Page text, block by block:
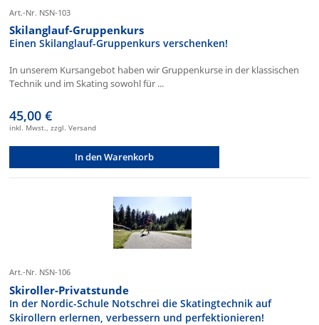
Art.-Nr. NSN-103
Skilanglauf-Gruppenkurs
Einen Skilanglauf-Gruppenkurs verschenken!
In unserem Kursangebot haben wir Gruppenkurse in der klassischen
Technik und im Skating sowohl für ...
45,00 €
inkl. Mwst., zzgl. Versand
In den Warenkorb
Art.-Nr. NSN-106
Skiroller-Privatstunde
In der Nordic-Schule Notschrei die Skatingtechnik auf
Skirollern erlernen, verbessern und perfektionieren!